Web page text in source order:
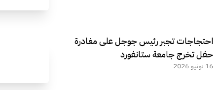
احتجاجات تجبر رئيس جوجل على مغادرة
حفل تخرج جامعة ستانفورد
16 يونيو 2026